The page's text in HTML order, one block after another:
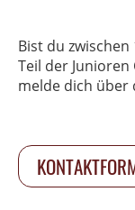
Bist du
Teil der Junioren
melde dich über